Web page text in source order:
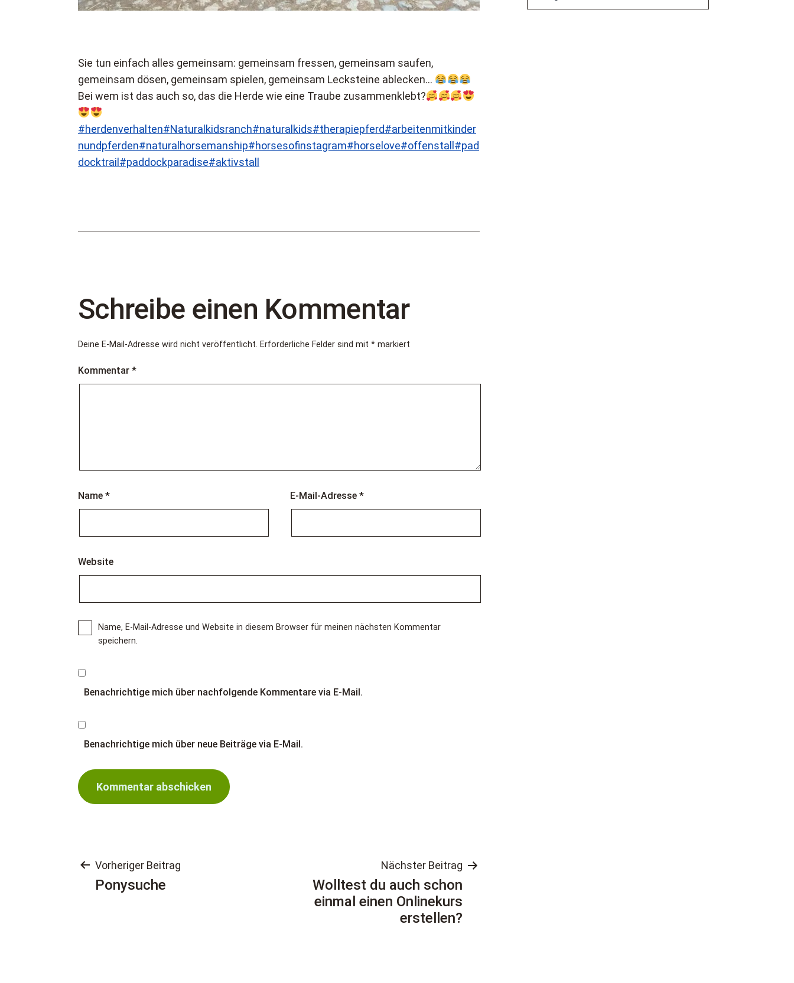
Sie tun einfach alles gemeinsam: gemeinsam fressen, gemeinsam saufen,
gemeinsam dösen, gemeinsam spielen, gemeinsam Lecksteine ablecken…
Bei wem ist das auch so, das die Herde wie eine Traube zusammenklebt?
#herdenverhalten#Naturalkidsranch#naturalkids#therapiepferd#arbeitenmitkinder
nundpferden#naturalhorsemanship#horsesofinstagram#horselove#offenstall #pad
docktrail #paddockparadise#aktivstall
Schreibe einen Kommentar
Deine E-Mail-Adresse wird nicht veröffentlicht. Erforderliche Felder sind mit * markiert
Kommentar *
Name * E-Mail-Adresse *
Website
Name, E-Mail-Adresse und Website in diesem Browser für meinen nächsten Kommentar
speichern.
Benachrichtige mich über nachfolgende Kommentare via E-Mail.
Benachrichtige mich über neue Beiträge via E-Mail.
Beitragsnavigation
Vorheriger Beitrag
Ponysuche
Nächster Beitrag
Wolltest du auch schon
einmal einen Onlinekurs
erstellen?